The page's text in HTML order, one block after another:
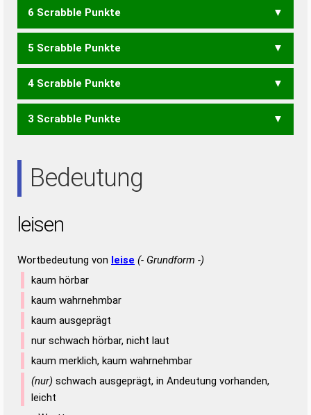
EILENS ESELIN LEINES
SENILE SIELEN SILENE
6 Scrabble Punkte
EILEN ESELN ILEEN INSEL
LENIS LESEN LIESE LINSE SEILE SELEN SENIL SIELE
SILEN
5 Scrabble Punkte
EILE ELEN ELSE ESEL
LINS SEIL SIEL EINES NIESE SEIEN SEINE
4 Scrabble Punkte
EIL LEE EIES EINE EINS
3 Scrabble Punkte
Bedeutung
leisen
Wortbedeutung von leise (- Grundform -)
kaum hörbar
kaum wahrnehmbar
kaum ausgeprägt
nur schwach hörbar, nicht laut
kaum merklich, kaum wahrnehmbar
(nur) schwach ausgeprägt, in Andeutung vorhanden,
leicht